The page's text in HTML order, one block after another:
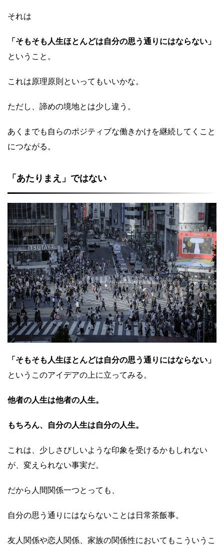
それは
「そもそも人生ほとんどは自分の思う通りにはならない」
ということ。
これは原理原則といってもいいかな。
ただし、諦めの境地とは少し違う。
あくまでも自らのポジティブな働きかけを継続してくこと
につながる。
「あたりまえ」ではない
「そもそも人生ほとんどは自分の思う通りにはならない」
というこのアイデアの上に立ってみる。
他者の人生は他者の人生。
もちろん、自分の人生は自分の人生。
これは、少しさびしいような印象を受けるかもしれない
が、変えられない事実だ。
だから人間関係一つとっても、
自分の思う通りにはならないことは日常茶飯事。
友人関係や恋人関係、家族の関係性においてもこういうこ